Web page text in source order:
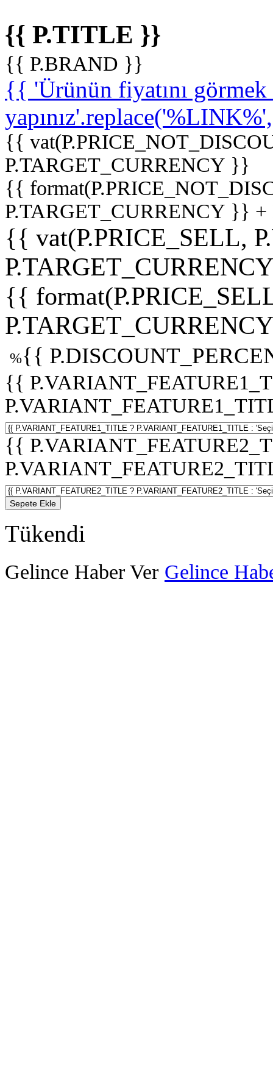
{{ P.TITLE }}
{{ P.BRAND }}
{{ 'Ürünün fiyatını
{{
P.TARGET_CURRENCY }}
{{
P.TARGET_CURRENCY }}
{{ vat(P.PRICE_SELL,
{{
%{{
{{
{{
Sepete Ekle
Tükendi
Gelince Haber Ver Gelince